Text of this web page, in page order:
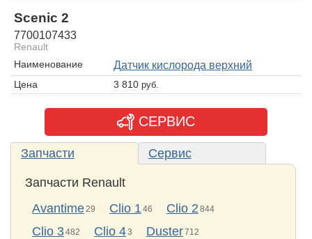
Scenic 2
7700107433
Renault
Наименование
датчик кислорода верхний
Цена 3 810 руб.
СЕРВИС
Запчасти Сервис
Запчасти Renault
Avantime 29 Clio 1 46 Clio 2 844
Clio 3482 Clio 43 Duster712